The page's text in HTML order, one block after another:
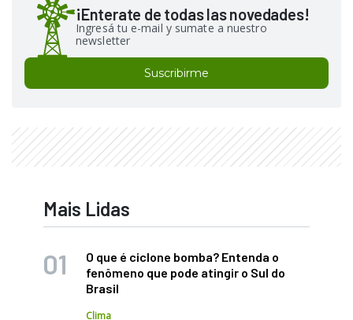
¡Enterate de todas las novedades!
Ingresá tu e-mail y sumate a nuestro
newsletter
Suscribirme
Mais Lidas
O que é ciclone bomba? Entenda o
fenômeno que pode atingir o Sul do
Brasil
Clima